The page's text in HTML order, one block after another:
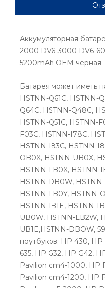
Аккумуляторная
2000 DV6-3000 DV6-
5200mAh OEM черная
Батарея может иметь
HSTNN-Q61C, HSTNN-
Q64C, HSTNN-Q48C,
HSTNN-Q51C, HSTNN-
F03C, HSTNN-I78C,
HSTNN-I83C, HSTNN-
OB0X, HSTNN-UB0X,
HSTNN-LB0X, HSTNN-
HSTNN-DB0W,
HSTNN-LB0Y, HSTNN-
HSTNN-IB1E, HSTNN-
UB0W, HSTNN-LB2W,
UB1E,HSTNN-DBOW,
ноутбуков: HP 430, HP
635, HP G32, HP G42,
Pavilion dm4-1000, HP
Pavilion dm4-1200, HP